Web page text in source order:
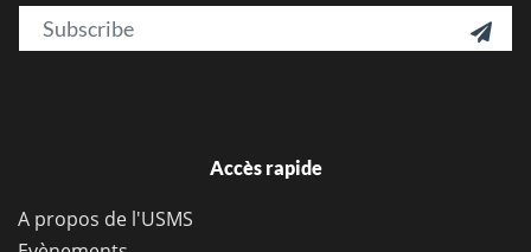
Email 
Accès rapide
A propos de l'USMS